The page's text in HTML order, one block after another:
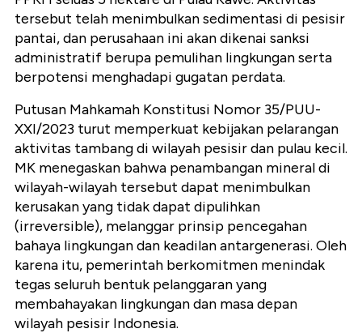
tersebut telah menimbulkan sedimentasi di pesisir
pantai, dan perusahaan ini akan dikenai sanksi
administratif berupa pemulihan lingkungan serta
berpotensi menghadapi gugatan perdata.
Putusan Mahkamah Konstitusi Nomor 35/PUU-
XXI/2023 turut memperkuat kebijakan pelarangan
aktivitas tambang di wilayah pesisir dan pulau kecil.
MK menegaskan bahwa penambangan mineral di
wilayah-wilayah tersebut dapat menimbulkan
kerusakan yang tidak dapat dipulihkan
(irreversible), melanggar prinsip pencegahan
bahaya lingkungan dan keadilan antargenerasi. Oleh
karena itu, pemerintah berkomitmen menindak
tegas seluruh bentuk pelanggaran yang
membahayakan lingkungan dan masa depan
wilayah pesisir Indonesia.